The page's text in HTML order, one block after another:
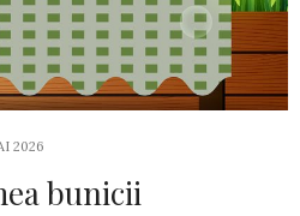
2026
bunicii